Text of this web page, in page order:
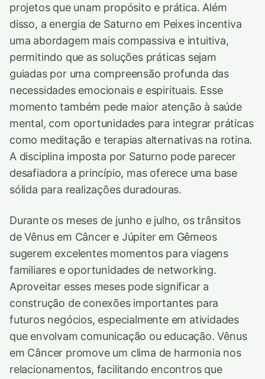
projetos que unam propósito e prática. Além
disso, a energia de Saturno em Peixes incentiva
uma abordagem mais compassiva e intuitiva,
permitindo que as soluções práticas sejam
guiadas por uma compreensão profunda das
necessidades emocionais e espirituais. Esse
momento também pede maior atenção à saúde
mental, com oportunidades para integrar práticas
como meditação e terapias alternativas na rotina.
A disciplina imposta por Saturno pode parecer
desafiadora a princípio, mas oferece uma base
sólida para realizações duradouras.
Durante os meses de junho e julho, os trânsitos
de Vênus em Câncer e Júpiter em Gêmeos
sugerem excelentes momentos para viagens
familiares e oportunidades de networking.
Aproveitar esses meses pode significar a
construção de conexões importantes para
futuros negócios, especialmente em atividades
que envolvam comunicação ou educação. Vênus
em Câncer promove um clima de harmonia nos
relacionamentos, facilitando encontros que